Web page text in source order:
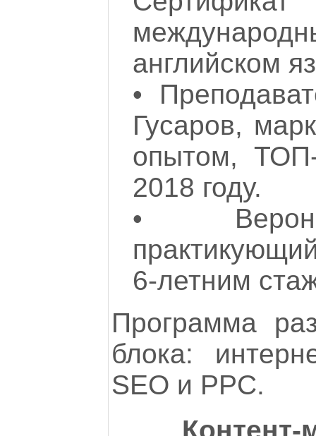
английском
•
Гусаров,
опытом,
2018 году.
•
6-летним
Программа
блока:
SEO и PPC.
Контент-